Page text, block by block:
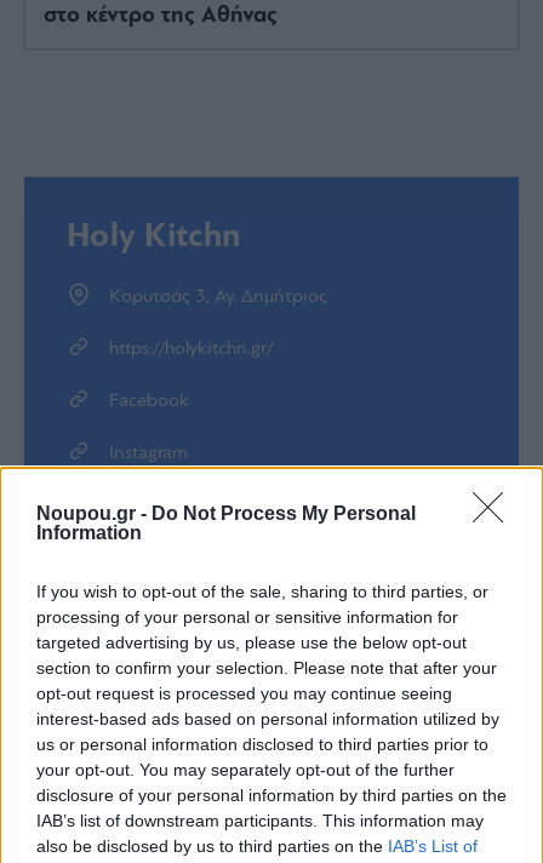
Noupou.gr - Do Not Process My Personal
Information
If you wish to opt-out of the sale, sharing to third parties, or
processing of your personal or sensitive information for
targeted advertising by us, please use the below opt-out
section to confirm your selection. Please note that after your
opt-out request is processed you may continue seeing
interest-based ads based on personal information utilized by
us or personal information disclosed to third parties prior to
your opt-out. You may separately opt-out of the further
disclosure of your personal information by third parties on the
IAB’s list of downstream participants. This information may
also be disclosed by us to third parties on the IAB’s List of
στο κέντρο της Αθήνας
Holy Kitchn
Κορυτσάς 3, Αγ. Δημήτριος
https://holykitchn.gr/
Facebook
Instagram
Share this
Tags Burgers Holy Kitchn Delivery